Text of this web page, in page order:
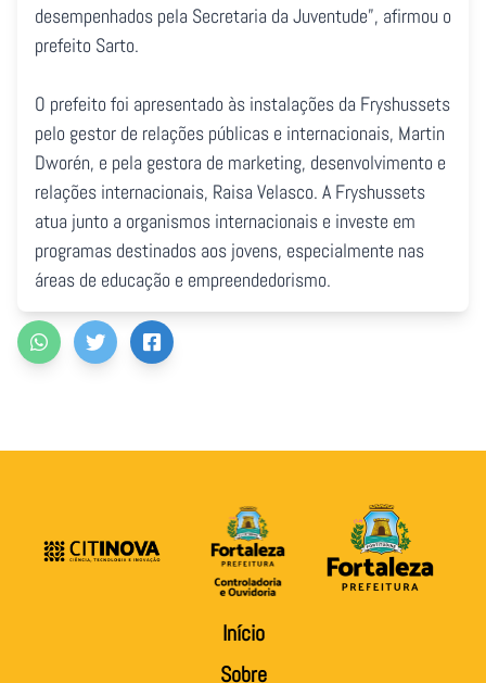
desempenhados pela Secretaria da Juventude”, afirmou o
prefeito Sarto.
O prefeito foi apresentado às instalações da Fryshussets
pelo gestor de relações públicas e internacionais, Martin
Dworén, e pela gestora de marketing, desenvolvimento e
relações internacionais, Raisa Velasco. A Fryshussets
atua junto a organismos internacionais e investe em
programas destinados aos jovens, especialmente nas
áreas de educação e empreendedorismo.
Início
Sobre